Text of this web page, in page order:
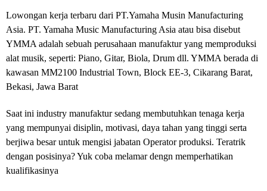
Lowongan kerja terbaru dari PT.Yamaha Musin Manufacturing
Asia. PT. Yamaha Music Manufacturing Asia atau bisa disebut
YMMA adalah sebuah perusahaan manufaktur yang memproduksi
alat musik, seperti: Piano, Gitar, Biola, Drum dll. YMMA berada di
kawasan MM2100 Industrial Town, Block EE-3, Cikarang Barat,
Bekasi, Jawa Barat
Saat ini industry manufaktur sedang membutuhkan tenaga kerja
yang mempunyai disiplin, motivasi, daya tahan yang tinggi serta
berjiwa besar untuk mengisi jabatan Operator produksi. Teratrik
dengan posisinya? Yuk coba melamar dengn memperhatikan
kualifikasinya